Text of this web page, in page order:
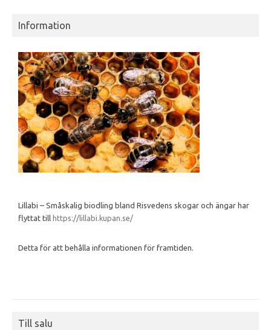
Information
Lillabi – Småskalig biodling bland Risvedens skogar och ängar har
flyttat till https://lillabi.kupan.se/
Detta för att behålla informationen för framtiden.
Till salu